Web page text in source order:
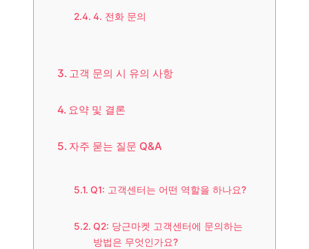
4. 전화 문의
고객 문의 시 유의 사항
요약 및 결론
자주 묻는 질문 Q&A
Q1: 고객센터는 어떤 역할을 하나요?
Q2: 당근마켓 고객센터에 문의하는
방법은 무엇인가요?